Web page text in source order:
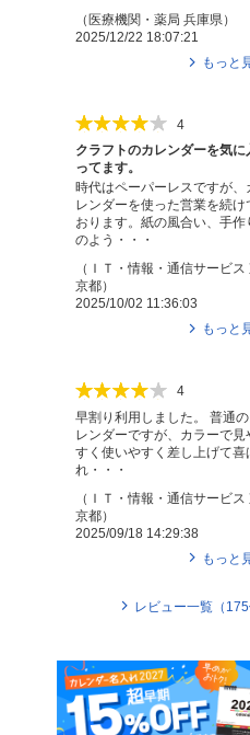
（医療機関・薬局 兵庫県 ）
2025/12/22 18:07:21
もっと
4
クラフトのカレンダーを気に
ってます。
時代はペーパーレスですが、
レンダーを使った営業を続け
おります。紙の風合い、手作
のよう・・・
（ ＩＴ・情報・通信サービス
京都）
2025/10/02 11:36:03
もっと
4
早割り利用しました。 普通の
レンダーですが、カラーで見
すく使いやすく差し上げて喜
れ・・・
（ ＩＴ・情報・通信サービス
京都）
2025/09/18 14:29:38
もっと
レビュー一覧（ 175